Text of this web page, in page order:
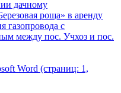
дачному
роща» в аренду
газопровода с
между пос. Учхоз и пос.
Word (страниц: 1,